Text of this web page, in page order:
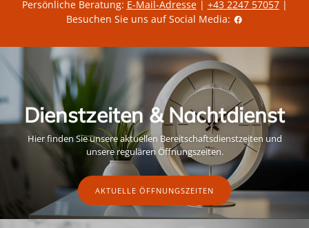
Persönliche Beratung: E-Mail-Adresse| +43 2247 57057|
Besuchen Sie uns auf Social Media:
Dienstzeiten & Nachtdienst
Hier finden Sie unsere aktuellen Bereitschaftsdienstzeiten und
unsere regulären Öffnungszeiten.
AKTUELLE ÖFFNUNGSZEITEN